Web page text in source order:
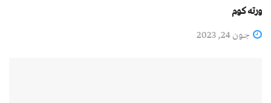
ورته کوم
جون 24, 2023